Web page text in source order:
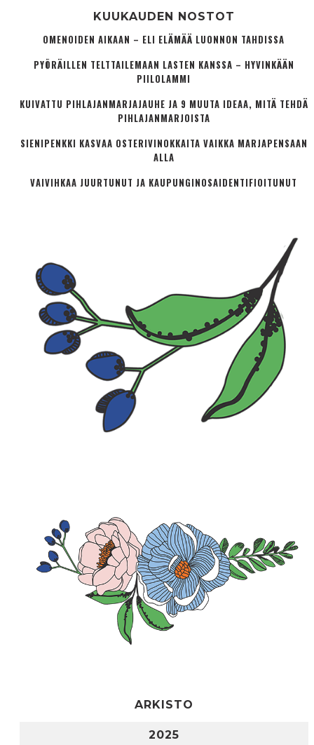
KUUKAUDEN NOSTOT
OMENOIDEN AIKAAN – ELI ELÄMÄÄ LUONNON TAHDISSA
PYÖRÄILLEN TELTTAILEMAAN LASTEN KANSSA – HYVINKÄÄN
PIILOLAMMI
KUIVATTU PIHLAJANMARJAJAUHE JA 9 MUUTA IDEAA, MITÄ TEHDÄ
PIHLAJANMARJOISTA
SIENIPENKKI KASVAA OSTERIVINOKKAITA VAIKKA MARJAPENSAAN
ALLA
VAIVIHKAA JUURTUNUT JA KAUPUNGINOSA­IDENTIFIOITUNUT
ARKISTO
2025